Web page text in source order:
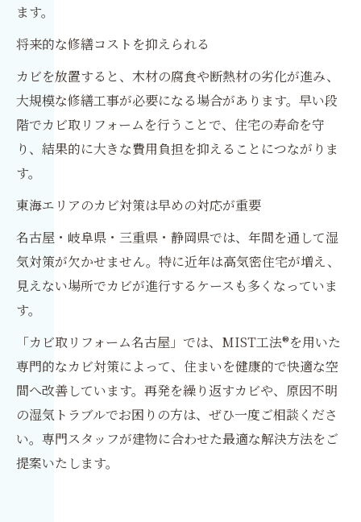
ます。
将来的な修繕コストを抑えられる
カビを放置すると、木材の腐食や断熱材の劣化が進み、
大規模な修繕工事が必要になる場合があります。早い段
階でカビ取リフォームを行うことで、住宅の寿命を守
り、結果的に大きな費用負担を抑えることにつながりま
す。
東海エリアのカビ対策は早めの対応が重要
名古屋・岐阜県・三重県・静岡県では、年間を通して湿
気対策が欠かせません。特に近年は高気密住宅が増え、
見えない場所でカビが進行するケースも多くなっていま
す。
「カビ取リフォーム名古屋」では、MIST工法®を用いた
専門的なカビ対策によって、住まいを健康的で快適な空
間へ改善しています。再発を繰り返すカビや、原因不明
の湿気トラブルでお困りの方は、ぜひ一度ご相談くださ
い。専門スタッフが建物に合わせた最適な解決方法をご
提案いたします。